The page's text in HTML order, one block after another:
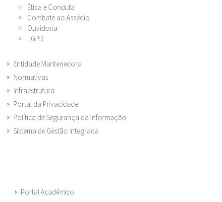
Ética e Conduta
Combate ao Assédio
Ouvidoria
LGPD
Entidade Mantenedora
Normativas
Infraestrutura
Portal da Privacidade
Política de Segurança da Informação
Sistema de Gestão Integrada
Portal Acadêmico